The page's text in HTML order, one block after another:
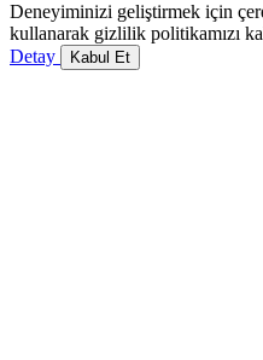
Deneyiminizi geliştirmek için
kullanarak gizlilik politikamızı
Detay
Kabul Et